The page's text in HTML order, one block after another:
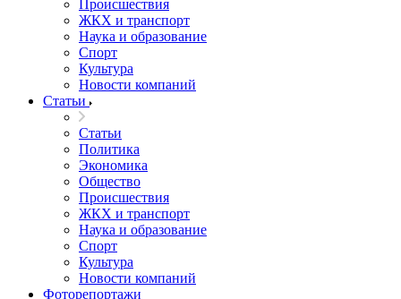
Происшествия
ЖКХ и транспорт
Наука и образование
Спорт
Культура
Новости компаний
Статьи
Статьи
Политика
Экономика
Общество
Происшествия
ЖКХ и транспорт
Наука и образование
Спорт
Культура
Новости компаний
Фоторепортажи